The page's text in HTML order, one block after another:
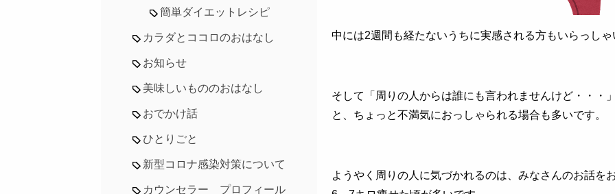
中には2週間も経たないうちに実感される方もいらっし
そして「周りの人からは誰にも言われませんけど・・・
と、ちょっと不満気におっしゃられる場合も多いです。
ようやく周りの人に気づかれるのは、みなさんのお話を
簡単ダイエットレシピ
カラダとココロのおはなし
お知らせ
美味しいもののおはなし
おでかけ話
ひとりごと
新型コロナ感染対策について
カウンセラー プロフィール